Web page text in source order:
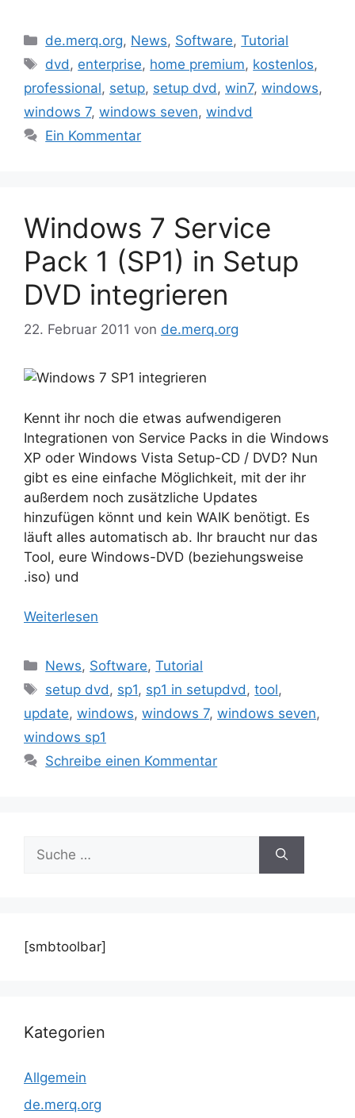
Kategorien
de.merq.org, News, Software,Tutorial
Schlagwörter
dvd , enterprise, home premium, kostenlos,
professional, setup, setup dvd , win7, windows,
windows 7, windows seven, windvd
Ein Kommentar
Windows 7 Service
Pack 1 (SP1) in Setup
DVD integrieren
22. Februar 2011 von de.merq.org
Kennt ihr noch die etwas aufwendigeren
Integrationen von Service Packs in die Windows
XP oder Windows Vista Setup-CD / DVD? Nun
gibt es eine einfache Möglichkeit, mit der ihr
außerdem noch zusätzliche Updates
hinzufügen könnt und kein WAIK benötigt. Es
läuft alles automatisch ab. Ihr braucht nur das
Tool, eure Windows-DVD (beziehungsweise
.iso) und
Weiterlesen
Kategorien
News, Software,Tutorial
Schlagwörter
setup dvd, sp1, sp1 in setupdvd,tool,
update, windows, windows 7, windows seven,
windows sp1
Schreibe einen Kommentar
Suche
nach:
[smbtoolbar]
Kategorien
Allgemein
de.merq.org